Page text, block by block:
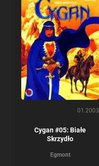
01.2003
Cygan #05: Białe
Skrzydło
Egmont